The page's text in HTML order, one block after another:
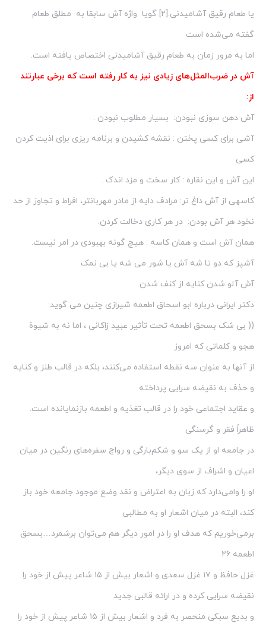
یا طعام رقیق آشامیدنی.[۲] گویا واژه آش سابقا به مطلق طعام
گفته می‌شده است
اما به مرور زمان به طعام رقیق آشامیدنی اختصاص یافته است.
آش در ضرب‌المثل‌های زیادی نیز به کار رفته است که برخی عبارتند
از:
آش دهن سوزی نبودن: بسیار مطلوب نبودن .
آشی برای کسی پختن : نقشه کشیدن و برنامه ریزی برای اذیت کردن
کسی
این آش و این نقاره : کار سخت و مزد اندک .
کاسه­ی از آش داغ تر: مرادف دایه از مادر مهربانتر، افراط و تجاوز از حد
نخود هر آش بودن: در هر کاری دخالت کردن.
همان آش است و همان کاسه : هیچ گونه بهبودی در امر نیست.
آشپز که دو تا شه آش یا شور می شه یا بی نمک
آش آلو شدن کنایه از کنف شدن.
دکتر ایرانی درباره ابو اسحاق اطعمه شیرازی چنین می گوید:
(( بی شک بسحق اطعمه تحت تأثیر عبید زاکانی ، اما نه به شیوة
هجو و کلماتی که امروز
از آنها به عنوان سه نقطه استفاده می‌کنند، بلکه در قالب طنز و کنایه
و حذف به نقیضه سرایی پرداخته
و عقاید اجتماعی خود را در قالب تغذیه و اطعمه بازنمایانده است.
ظاهراً فقر و گرسنگی
در جامعه او از یک سو و شکم‌بارگی و رواج سفره‌های رنگین در میان
اعیان و اشراف از سوی دیگر،
او را وامی‌دارد که زبان به اعتراض و نقد وضع موجود جامعه خود باز
کند، البته در میان اشعار او به مطالبی
برمی‌خوریم که هدف او را در امور دیگر هم می‌توان برشمرد…بسحق
اطعمه ۲۶
غزل حافظ و ۱۷ غزل سعدی و اشعار بیش از ۱۵ شاعر پیش از خود را
نقیضه سرایی کرده و در ارائه قالبی جدید
و بدیع سبکی منحصر به فرد و اشعار بیش از ۱۵ شاعر پیش از خود را